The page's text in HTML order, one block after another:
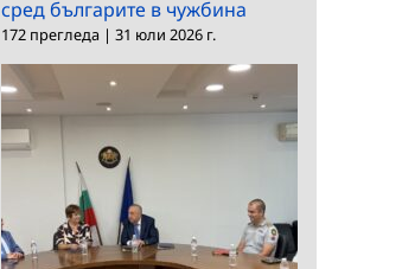
сред българите в чужбина
172 прегледа | 31 юли 2026 г.